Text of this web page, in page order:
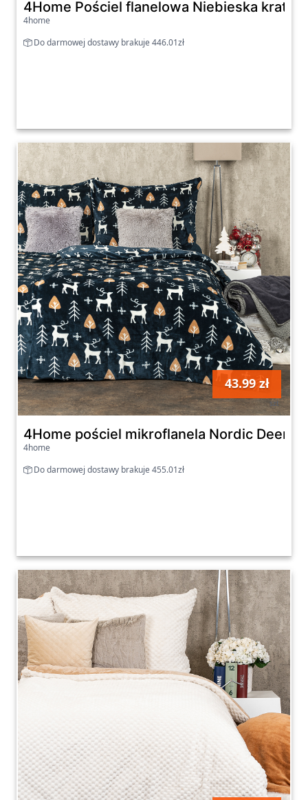
4Home Pościel flanelowa Niebieska
4home
Do darmowej dostawy brakuje 446.01zł
43.99 zł
szt
4Home pościel mikroflanela Nordic Deer,
4home
Do darmowej dostawy brakuje 455.01zł